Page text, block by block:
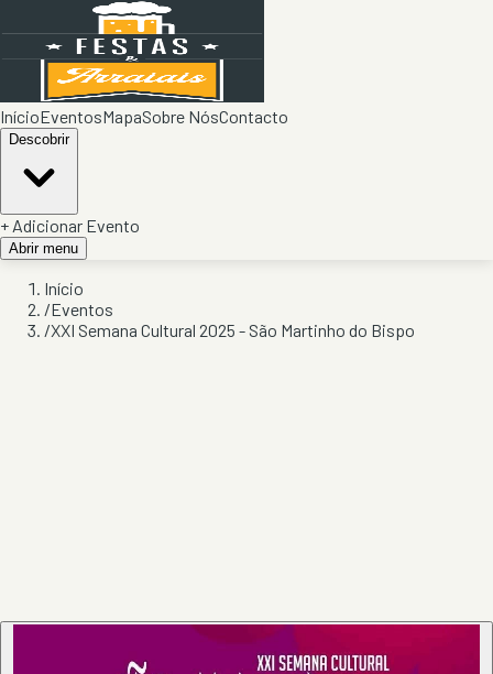
InícioEventosMapaSobre NósContacto
Descobrir
+ Adicionar Evento
Abrir menu
Início
/Eventos
/XXI Semana Cultural 2025 - São Martinho do Bispo